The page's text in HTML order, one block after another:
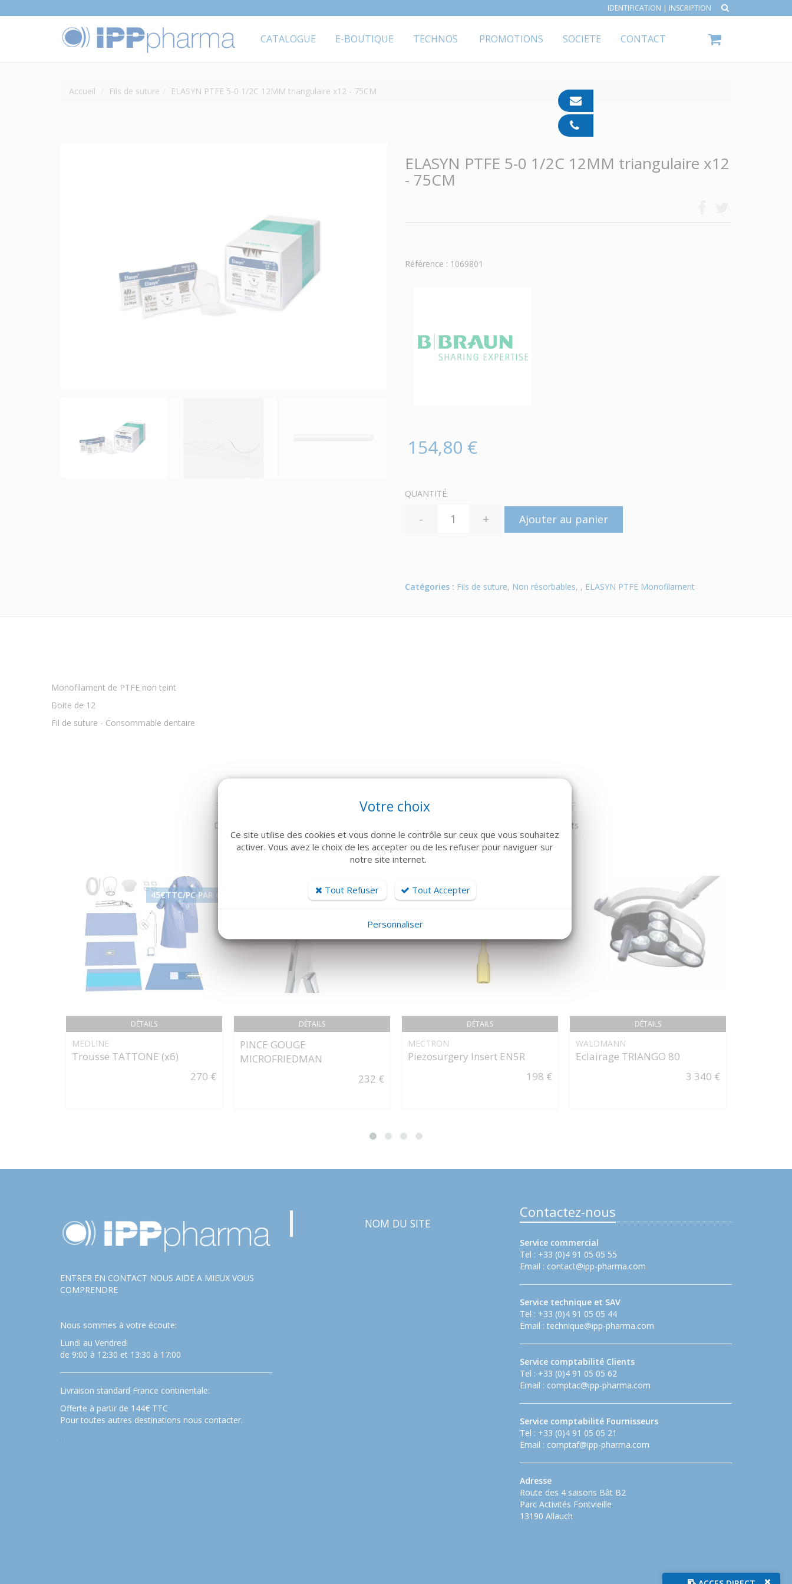
IDENTIFICATION | INSCRIPTION
CATALOGUE E-BOUTIQUE TECHNOS PROMOTIONS SOCIETE CONTACT
Accueil Fils de suture ELASYN PTFE 5-0 1/2C 12MM triangulaire x12 - 75CM
ELASYN PTFE 5-0 1/2C 12MM triangulaire x12
- 75CM
Référence : 1069801
154,80 €
QUANTITÉ
- + Ajouter au panier
Catégories : Fils de suture, Non résorbables, , ELASYN PTFE Monofilament
Monofilament de PTFE non teint
Boite de 12
Fil de suture - Consommable dentaire
ARTICLES CONNEXES
Dans la même famille de produits, découvrez également ces produits plébiscités par nos clients
DÉTAILS
45€TTC/PC PAR 6
MEDLINE
Trousse TATTONE (x6)
270 €
DÉTAILS
PINCE GOUGE
MICROFRIEDMAN
232 €
DÉTAILS
MECTRON
Piezosurgery Insert EN5R
198 €
DÉTAILS
WALDMANN
Eclairage TRIANGO 80
3 340 €
ENTRER EN CONTACT NOUS AIDE A MIEUX VOUS
COMPRENDRE
Nous sommes à votre écoute:
Lundi au Vendredi
de 9:00 à 12:30 et 13:30 à 17:00
Livraison standard France continentale:
Offerte à partir de 144€ TTC
Pour toutes autres destinations nous contacter.
…
NOM DU SITE
Contactez-nous
Service commercial
Tel : +33 (0)4 91 05 05 55
Email : contact@ipp-pharma.com
Service technique et SAV
Tel : +33 (0)4 91 05 05 44
Email : technique@ipp-pharma.com
Service comptabilité Clients
Tel : +33 (0)4 91 05 05 62
Email : comptac@ipp-pharma.com
Service comptabilité Fournisseurs
Tel : +33 (0)4 91 05 05 21
Email : comptaf@ipp-pharma.com
Adresse
Route des 4 saisons Bât B2
Parc Activités Fontvieille
13190 Allauch
pharma.com
91
05
55
Votre choix
Ce site utilise des cookies et vous donne le contrôle sur ceux que vous souhaitez
activer. Vous avez le choix de les accepter ou de les refuser pour naviguer sur
notre site internet.
Tout Refuser Tout Accepter
Personnaliser